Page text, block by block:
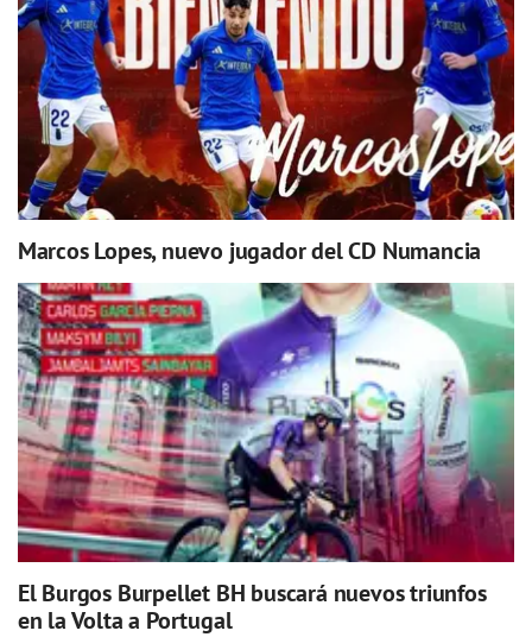
Marcos Lopes, nuevo jugador del CD Numancia
El Burgos Burpellet BH buscará nuevos triunfos
en la Volta a Portugal